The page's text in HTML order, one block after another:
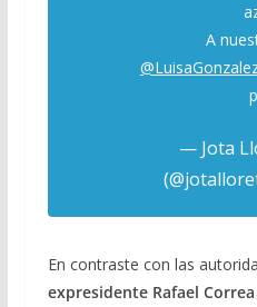
A
— Jota
En contraste con las
expresidente Rafael